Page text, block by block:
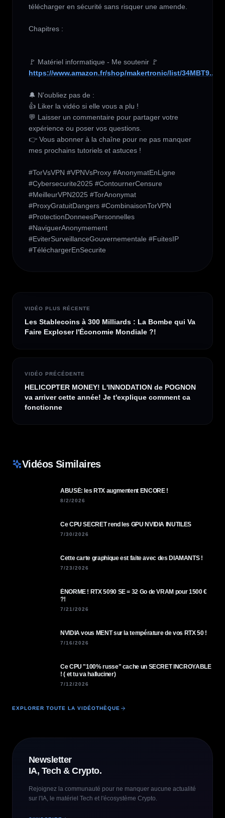
télécharger en sécurité sans risquer une amende.
Chapitres :
https://www.amazon.fr/shop/makertronic/list/34MBT9...
🔔 N'oubliez pas de :
👍 Liker la vidéo si elle vous a plu !
💬 Laisser un commentaire pour partager votre
expérience ou poser vos questions.
👉 Vous abonner à la chaîne pour ne pas manquer
mes prochains tutoriels et astuces !
#TorVsVPN #VPNVsProxy #AnonymatEnLigne
#Cybersecurite2025 #ContournerCensure
#MeilleurVPN2025 #TorAnonymat
#ProxyGratuitDangers #CombinaisonTorVPN
#ProtectionDonneesPersonnelles
#NaviguerAnonymement
#EviterSurveillanceGouvernementale #FuitesIP
#TéléchargerEnSecurite
VIDÉO PLUS RÉCENTE
Les Stablecoins à 300 Milliards : La Bombe qui Va
Faire Exploser l'Économie Mondiale ?!
VIDÉO PRÉCÉDENTE
HELICOPTER MONEY! L'INNODATION de POGNON
va arriver cette année! Je t'explique comment ca
fonctionne
Vidéos Similaires
ABUSÉ: les RTX augmentent ENCORE !
8/2/2026
Ce CPU SECRET rend les GPU NVIDIA INUTILES
7/30/2026
Cette carte graphique est faite avec des DIAMANTS !
7/23/2026
ÉNORME ! RTX 5090 SE = 32 Go de VRAM pour 1500 €
?!
7/21/2026
NVIDIA vous MENT sur la température de vos RTX 50 !
7/16/2026
Ce CPU "100% russe" cache un SECRET INCROYABLE
! ( et tu va halluciner)
7/12/2026
EXPLORER TOUTE LA VIDÉOTHÈQUE
Newsletter
IA, Tech & Crypto.
Rejoignez la communauté pour ne manquer aucune actualité
sur l'IA, le matériel Tech et l'écosystème Crypto.